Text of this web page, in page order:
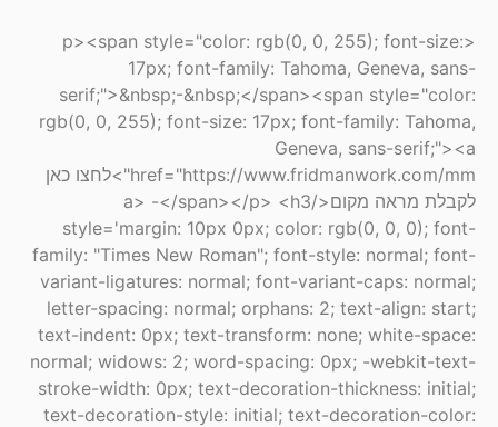
<p><span style="color: rgb(0, 0, 255); font-size:
17px; font-family: Tahoma, Geneva, sans-
serif;">&nbsp;-&nbsp;</span><span style="color:
rgb(0, 0, 255); font-size: 17px; font-family: Tahoma,
Geneva, sans-serif;"><a
href="https://www.fridmanwork.com/mm">לחצו כאן
לקבלת מראה מקום</a> -</span></p> <h3
style='margin: 10px 0px; color: rgb(0, 0, 0); font-
family: "Times New Roman"; font-style: normal; font-
variant-ligatures: normal; font-variant-caps: normal;
letter-spacing: normal; orphans: 2; text-align: start;
text-indent: 0px; text-transform: none; white-space:
normal; widows: 2; word-spacing: 0px; -webkit-text-
stroke-width: 0px; text-decoration-thickness: initial;
text-decoration-style: initial; text-decoration-color: